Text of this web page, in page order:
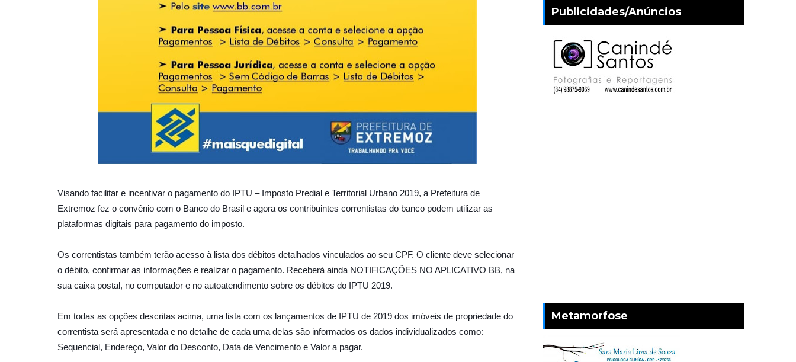
Visando facilitar e incentivar o pagamento do IPTU – Imposto Predial e Territorial Urbano 2019, a Prefeitura de
Extremoz fez o convênio com o Banco do Brasil e agora os contribuintes correntistas do banco podem utilizar as
plataformas digitais para pagamento do imposto.
Os correntistas também terão acesso à lista dos débitos detalhados vinculados ao seu CPF. O cliente deve selecionar
o débito, confirmar as informações e realizar o pagamento. Receberá ainda NOTIFICAÇÕES NO APLICATIVO BB, na
sua caixa postal, no computador e no autoatendimento sobre os débitos do IPTU 2019.
Em todas as opções descritas acima, uma lista com os lançamentos de IPTU de 2019 dos imóveis de propriedade do
correntista será apresentada e no detalhe de cada uma delas são informados os dados individualizados como:
Sequencial, Endereço, Valor do Desconto, Data de Vencimento e Valor a pagar.
Publicidades/Anúncios
Metamorfose